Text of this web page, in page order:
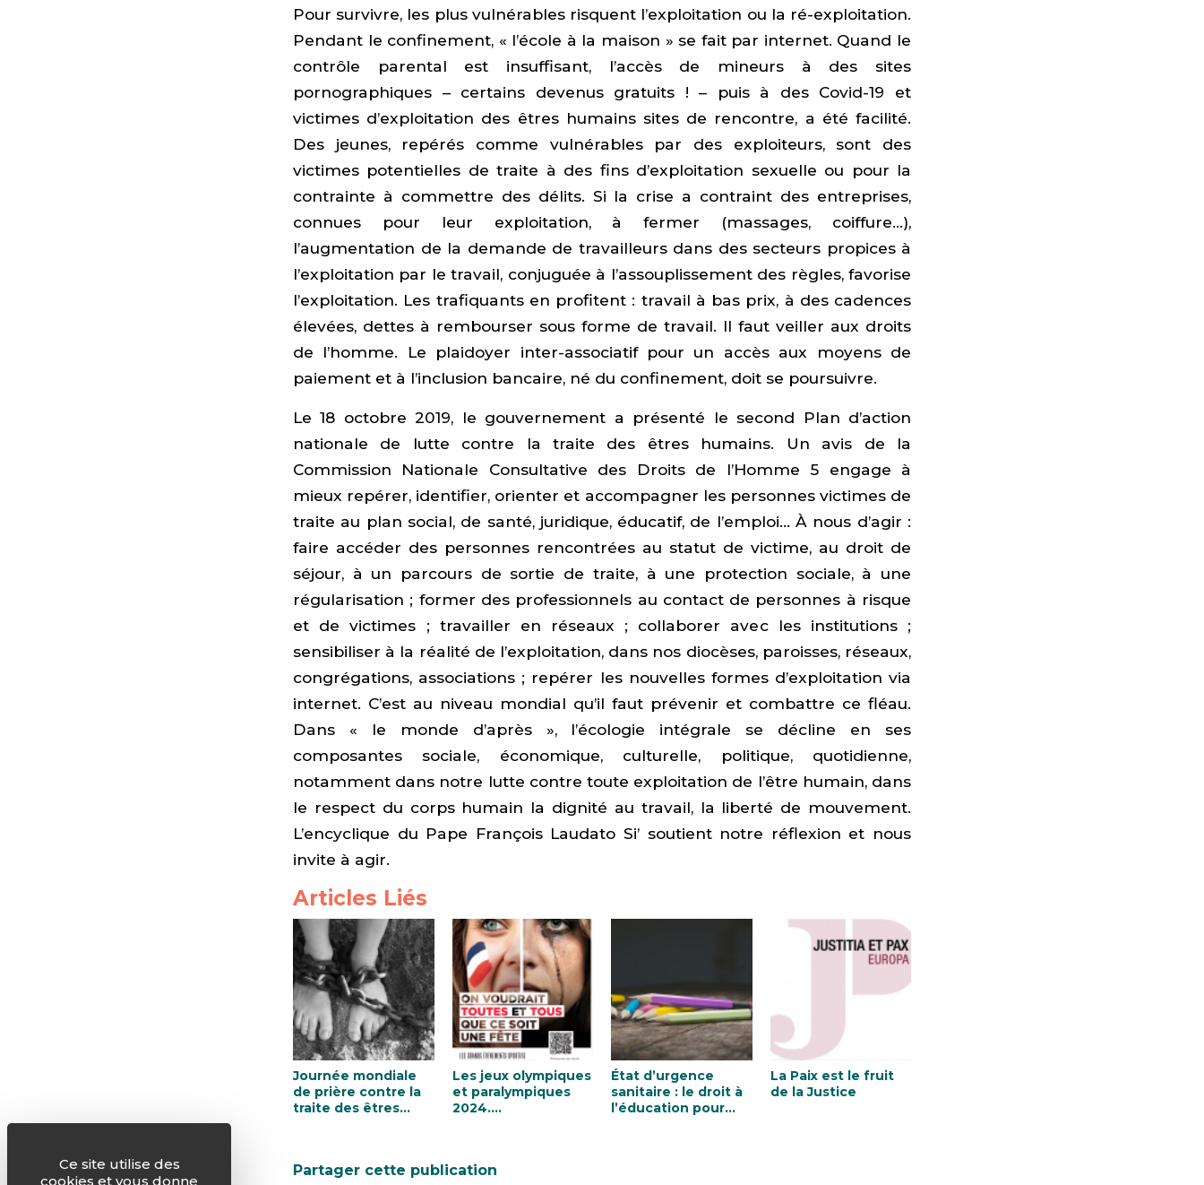
Pour survivre, les plus vulnérables risquent l’exploitation ou la ré-exploitation.
Pendant le confinement, « l’école à la maison » se fait par internet. Quand le
contrôle parental est insuffisant, l’accès de mineurs à des sites
pornographiques – certains devenus gratuits ! – puis à des Covid-19 et
victimes d’exploitation des êtres humains sites de rencontre, a été facilité.
Des jeunes, repérés comme vulnérables par des exploiteurs, sont des
victimes potentielles de traite à des fins d’exploitation sexuelle ou pour la
contrainte à commettre des délits. Si la crise a contraint des entreprises,
connues pour leur exploitation, à fermer (massages, coiffure…),
l’augmentation de la demande de travailleurs dans des secteurs propices à
l’exploitation par le travail, conjuguée à l’assouplissement des règles, favorise
l’exploitation. Les trafiquants en profitent : travail à bas prix, à des cadences
élevées, dettes à rembourser sous forme de travail. Il faut veiller aux droits
de l’homme. Le plaidoyer inter-associatif pour un accès aux moyens de
paiement et à l’inclusion bancaire, né du confinement, doit se poursuivre.
Le 18 octobre 2019, le gouvernement a présenté le second Plan d’action
nationale de lutte contre la traite des êtres humains. Un avis de la
Commission Nationale Consultative des Droits de l’Homme 5 engage à
mieux repérer, identifier, orienter et accompagner les personnes victimes de
traite au plan social, de santé, juridique, éducatif, de l’emploi… À nous d’agir :
faire accéder des personnes rencontrées au statut de victime, au droit de
séjour, à un parcours de sortie de traite, à une protection sociale, à une
régularisation ; former des professionnels au contact de personnes à risque
et de victimes ; travailler en réseaux ; collaborer avec les institutions ;
sensibiliser à la réalité de l’exploitation, dans nos diocèses, paroisses, réseaux,
congrégations, associations ; repérer les nouvelles formes d’exploitation via
internet. C’est au niveau mondial qu’il faut prévenir et combattre ce fléau.
Dans « le monde d’après », l’écologie intégrale se décline en ses
composantes sociale, économique, culturelle, politique, quotidienne,
notamment dans notre lutte contre toute exploitation de l’être humain, dans
le respect du corps humain la dignité au travail, la liberté de mouvement.
L’encyclique du Pape François Laudato Si’ soutient notre réflexion et nous
invite à agir.
Articles Liés
Journée mondiale
de prière contre la
traite des êtres
Les jeux olympiques
et paralympiques
2024….
État d’urgence
sanitaire : le droit à
l’éducation pour
La Paix est le fruit
de la Justice
Partager cette publication
Ce site utilise des
cookies et vous donne